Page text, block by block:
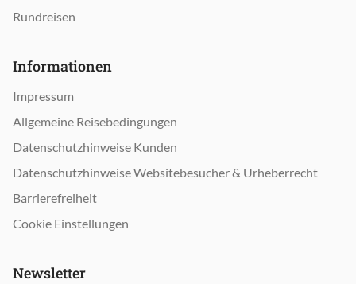
Rundreisen
Informationen
Impressum
Allgemeine Reisebedingungen
Datenschutzhinweise Kunden
Datenschutzhinweise Websitebesucher & Urheberrecht
Barrierefreiheit
Cookie Einstellungen
Newsletter